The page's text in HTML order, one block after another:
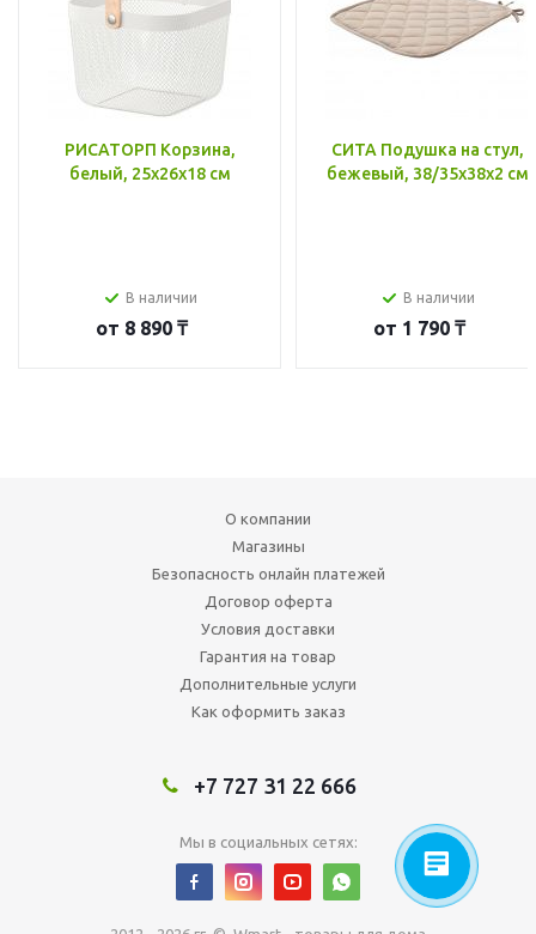
РИСАТОРП Корзина,
белый, 25x26x18 см
В наличии
от 8 890 ₸
СИТА Подушка на стул,
бежевый, 38/35x38x2 см
В наличии
от 1 790 ₸
О компании
Магазины
Безопасность онлайн платежей
Договор оферта
Условия доставки
Гарантия на товар
Дополнительные услуги
Как оформить заказ
+7 727 31 22 666
Мы в социальных сетях: